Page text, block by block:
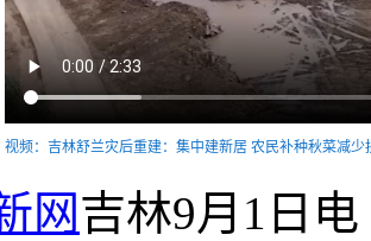
视频：吉林舒兰灾后重建：集中建新居 农民补种秋菜减少
网吉林9月1日